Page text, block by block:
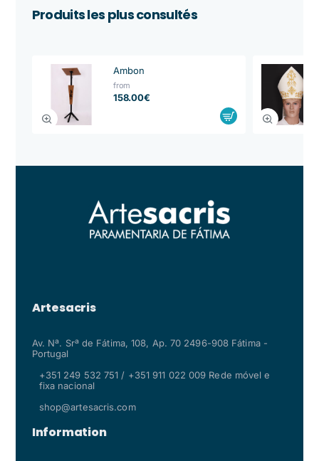
Produits les plus consultés
Ambon
from
158.00€
Artesacris
Av. Nª. Srª de Fátima, 108, Ap. 70 2496-908 Fátima -
Portugal
+351 249 532 751 / +351 911 022 009 Rede móvel e
fixa nacional
shop@artesacris.com
Information